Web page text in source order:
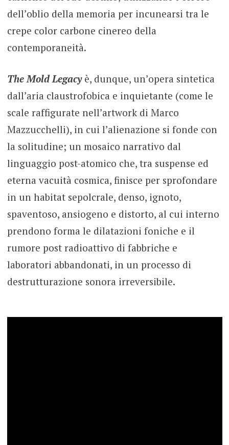
dell’oblio della memoria per incunearsi tra le
crepe color carbone cinereo della
contemporaneità.
The Mold Legacyè, dunque, un’opera sintetica
dall’aria claustrofobica e inquietante (come le
scale raffigurate nell’artwork di Marco
Mazzucchelli), in cui l’alienazione si fonde con
la solitudine; un mosaico narrativo dal
linguaggio post-atomico che, tra suspense ed
eterna vacuità cosmica, finisce per sprofondare
in un habitat sepolcrale, denso, ignoto,
spaventoso, ansiogeno e distorto, al cui interno
prendono forma le dilatazioni foniche e il
rumore post radioattivo di fabbriche e
laboratori abbandonati, in un processo di
destrutturazione sonora irreversibile.